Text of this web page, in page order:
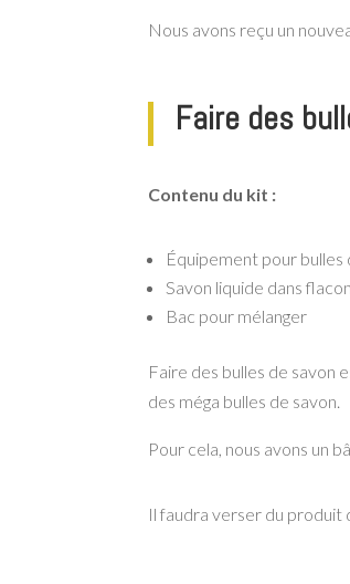
Nous avons reçu un
Faire des
Contenu du kit :
Équipement pour bulles
Savon liquide dans
Bac pour mélanger
Faire des bulles de savon
des méga bulles de savon.
Pour cela, nous avons un
Il faudra verser du produit